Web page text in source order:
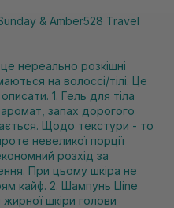
& Amber528 Travel
нереально розкішні
на волоссі/тілі. Це
1. Гель для тіла
аромат, запах дорогого
Щодо текстури - то
невеликої порції
розхід за
При цьому шкіра не
кайф. 2. Шампунь Lline
шкіри голови